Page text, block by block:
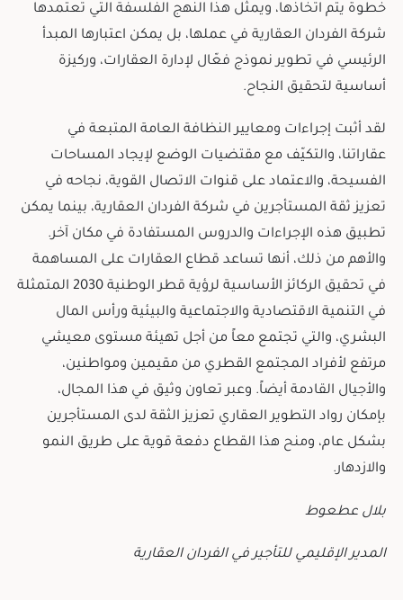
خطوة يتم اتخاذها، ويمثل هذا النهج الفلسفة التي تعتمدها
شركة الفردان العقارية في عملها، بل يمكن اعتبارها المبدأ
الرئيسي في تطوير نموذج فعّال لإدارة العقارات، وركيزة
أساسية لتحقيق النجاح.
لقد أثبت إجراءات ومعايير النظافة العامة المتبعة في
عقاراتنا، والتكيّف مع مقتضيات الوضع لإيجاد المساحات
الفسيحة، والاعتماد على قنوات الاتصال القوية، نجاحه في
تعزيز ثقة المستأجرين في شركة الفردان العقارية، بينما يمكن
تطبيق هذه الإجراءات والدروس المستفادة في مكان آخر.
والأهم من ذلك، أنها تساعد قطاع العقارات على المساهمة
في تحقيق الركائز الأساسية لرؤية قطر الوطنية 2030 المتمثلة
في التنمية الاقتصادية والاجتماعية والبيئية ورأس المال
البشري، والتي تجتمع معاً من أجل تهيئة مستوى معيشي
مرتفع لأفراد المجتمع القطري من مقيمين ومواطنين،
والأجيال القادمة أيضاً. وعبر تعاون وثيق في هذا المجال،
بإمكان رواد التطوير العقاري تعزيز الثقة لدى المستأجرين
بشكل عام، ومنح هذا القطاع دفعة قوية على طريق النمو
والازدهار.
بلال عطعوط
المدير الإقليمي للتأجير في الفردان العقارية